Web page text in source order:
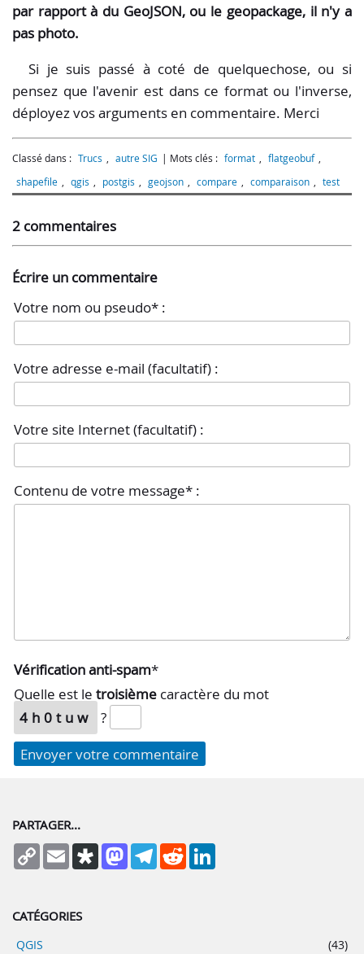
par rapport à du GeoJSON, ou le geopackage, il n'y a
pas photo.
Si je suis passé à coté de quelquechose, ou si
pensez que l'avenir est dans ce format ou l'inverse,
déployez vos arguments en commentaire. Merci
Classé dans : Trucs , autre SIG Mots clés : format , flatgeobuf ,
shapefile , qgis , postgis , geojson , compare , comparaison , test
2 commentaires
Écrire un commentaire
Votre nom ou pseudo* :
Votre adresse e-mail (facultatif) :
Votre site Internet (facultatif) :
Contenu de votre message* :
Vérification anti-spam*
Quelle est le troisième caractère du mot
4h0tuw
?
PARTAGER...
Copy
Link
Email DiasporaMastodonTelegram
Reddit
CATÉGORIES
QGIS
(43)